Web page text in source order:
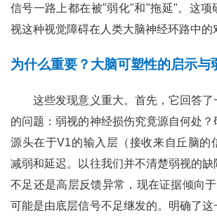
信号一路上都在被"弱化"和"拖延"。这项
视这种视觉障碍在人类大脑神经环路中的
为什么重要？大脑可塑性的启示与
这些发现意义重大。首先，它回答了
的问题：弱视的神经损伤究竟源自何处
源头在于V1的输入层（接收来自丘脑的
减弱和延迟。以往我们并不清楚弱视的
不足还是高层反馈异常，现在证据倾向
可能是由底层信号不足继发的。明确了